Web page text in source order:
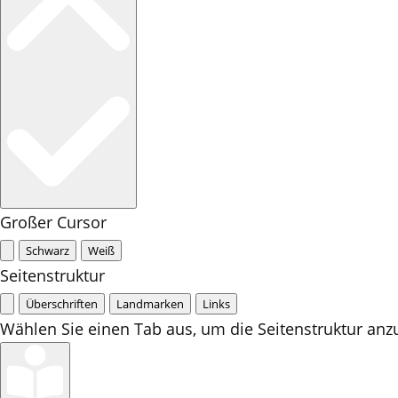
Großer Cursor
Schwarz Weiß
Seitenstruktur
Überschriften Landmarken Links
Wählen Sie einen Tab aus, um die Seitenstruktur